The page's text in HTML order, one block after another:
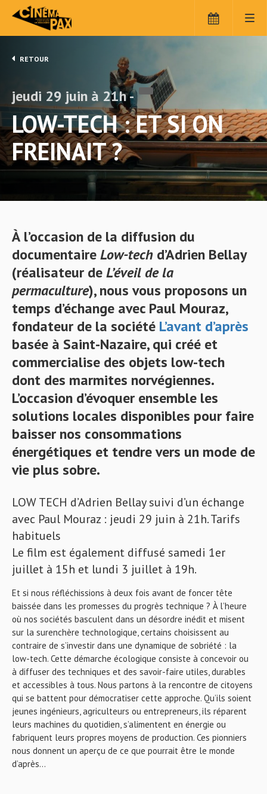
RETOUR
jeudi 29 juin à 21h -
LOW-TECH : ET SI ON
FREINAIT ?
À l’occasion de la diffusion du
documentaireLow-tech d’Adrien Bellay
(réalisateur deL’éveil de la
permaculture), nous vous proposons un
temps d’échange avec Paul Mouraz,
fondateur de la société L’avant d’après
basée à Saint-Nazaire, qui créé et
commercialise des objets low-tech
dont des marmites norvégiennes.
L’occasion d’évoquer ensemble les
solutions locales disponibles pour faire
baisser nos consommations
énergétiques et tendre vers un mode de
vie plus sobre.
LOW TECH d’Adrien Bellay suivi d’un échange
avec Paul Mouraz : jeudi 29 juin à 21h. Tarifs
habituels
Le film est également diffusé samedi 1er
juillet à 15h et lundi 3 juillet à 19h.
Et si nous réfléchissions à deux fois avant de foncer tête
baissée dans les promesses du progrès technique ? À l’heure
où nos sociétés basculent dans un désordre inédit et misent
sur la surenchère technologique, certains choisissent au
contraire de s’investir dans une dynamique de sobriété : la
low-tech. Cette démarche écologique consiste à concevoir ou
à diffuser des techniques et des savoir-faire utiles, durables
et accessibles à tous. Nous partons à la rencontre de citoyens
qui se battent pour démocratiser cette approche. Qu’ils soient
jeunes ingénieurs, agriculteurs ou entrepreneurs, ils réparent
leurs machines du quotidien, s’alimentent en énergie ou
fabriquent leurs propres moyens de production. Ces pionniers
nous donnent un aperçu de ce que pourrait être le monde
d’après…
Panneau de gestion des cookies